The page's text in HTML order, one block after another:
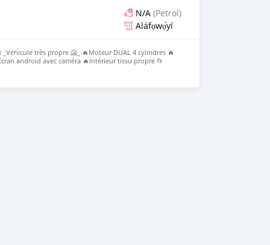
N/A (Petrol)
Aláfọwọ́yí
_Véhicule très propre 🥶_ 🔥Moteur DUAL 4 cylindres 🔥
android avec caméra 🔥Intérieur tissu propre 📂
*PRIX : 3,400,000* fr cfa à débattre légèrement
auto Bénin*